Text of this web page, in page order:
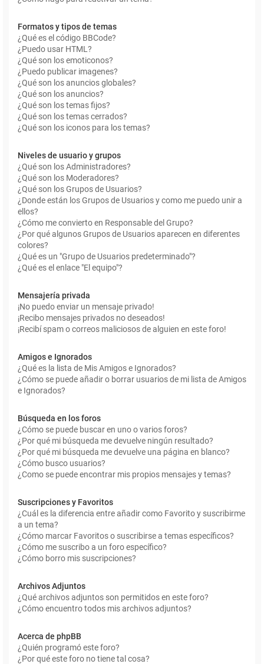
Formatos y tipos de temas
¿Qué es el código BBCode?
¿Puedo usar HTML?
¿Qué son los emoticonos?
¿Puedo publicar imagenes?
¿Qué son los anuncios globales?
¿Qué son los anuncios?
¿Qué son los temas fijos?
¿Qué son los temas cerrados?
¿Qué son los iconos para los temas?
Niveles de usuario y grupos
¿Qué son los Administradores?
¿Qué son los Moderadores?
¿Qué son los Grupos de Usuarios?
¿Donde están los Grupos de Usuarios y como me puedo unir a
ellos?
¿Cómo me convierto en Responsable del Grupo?
¿Por qué algunos Grupos de Usuarios aparecen en diferentes
colores?
¿Qué es un "Grupo de Usuarios predeterminado"?
¿Qué es el enlace "El equipo"?
Mensajería privada
¡No puedo enviar un mensaje privado!
¡Recibo mensajes privados no deseados!
¡Recibí spam o correos maliciosos de alguien en este foro!
Amigos e Ignorados
¿Qué es la lista de Mis Amigos e Ignorados?
¿Cómo se puede añadir o borrar usuarios de mi lista de Amigos
e Ignorados?
Búsqueda en los foros
¿Cómo se puede buscar en uno o varios foros?
¿Por qué mi búsqueda me devuelve ningún resultado?
¿Por qué mi búsqueda me devuelve una página en blanco?
¿Cómo busco usuarios?
¿Como se puede encontrar mis propios mensajes y temas?
Suscripciones y Favoritos
¿Cuál es la diferencia entre añadir como Favorito y suscribirme
a un tema?
¿Cómo marcar Favoritos o suscribirse a temas específicos?
¿Cómo me suscribo a un foro específico?
¿Cómo borro mis suscripciones?
Archivos Adjuntos
¿Qué archivos adjuntos son permitidos en este foro?
¿Cómo encuentro todos mis archivos adjuntos?
Acerca de phpBB
¿Quién programó este foro?
¿Por qué este foro no tiene tal cosa?